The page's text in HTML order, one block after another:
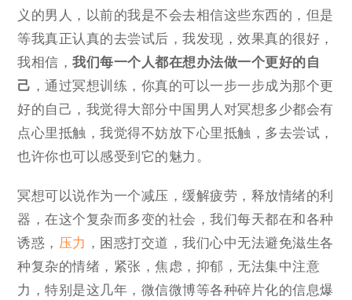
义的男人，以前的我是不会去相信这些东西的，但是
等我真正认真的去尝试后，我发现，效果真的很好，
我相信，我们每一个人都在想办法做一个更好的自
己 ，通过冥想训练，你真的可以一步一步成为那个更
好的自己，我觉得大部分中国男人对冥想多少都会有
点心里抵触，我觉得不妨放下心里抵触，多去尝试，
也许你也可以感受到它的魅力。
冥想可以说作为一个减压，缓解疲劳，释放情绪的利
器，在这个复杂而多变的社会，我们每天都在和各种
诱惑， 压力 ，困惑打交道，我们心中无法避免滋生各
种复杂的情绪，紧张，焦虑，抑郁，无法集中注意
力，特别是这几年，微信微博等各种碎片化的信息爆